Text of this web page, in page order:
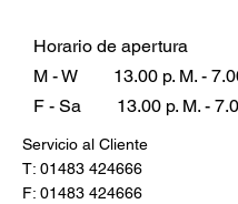
Horario de apertura
M - W
13.00 p. M. -
F - Sa
13.00 p. M. -
Servicio al Cliente
T: 01483 424666
F: 01483 424666